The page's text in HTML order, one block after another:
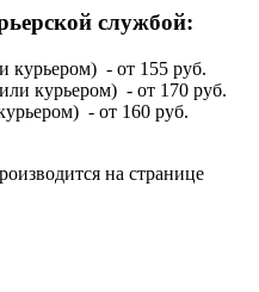
службой:
- от 155 руб.
курьером) - от 170 руб.
- от 160 руб.
на странице